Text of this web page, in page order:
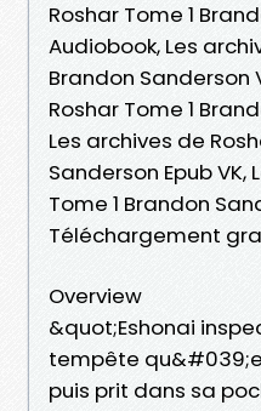
Roshar Tome 1
Audiobook, Les
Brandon Sanderson
Roshar Tome 1
Les archives de
Sanderson Epub VK,
Tome 1 Brandon
Téléchargement
Overview
&quot;Eshonai
tempête
puis prit dans sa